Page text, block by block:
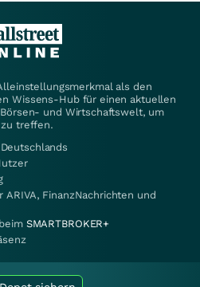
als den
Wissens-Hub für einen aktuellen
und Wirtschaftswelt, um
treffen.
ARIVA, FinanzNachrichten und
SMARTBROKER+